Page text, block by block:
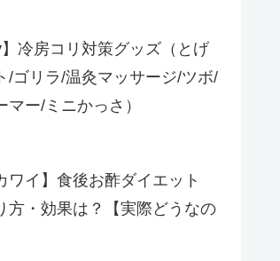
】冷房コリ対策グッズ（とげ
/ゴリラ/温灸マッサージ/ツボ/
マー/ミニかっさ）
ワイ】食後お酢ダイエット
方・効果は？【実際どうなの